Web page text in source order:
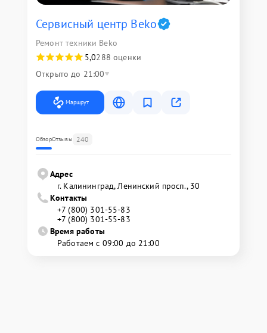
Сервисный центр Beko
Ремонт техники Beko
5,0288 оценки
Открыто до 21:00
Маршрут
ОбзорОтзывы 240
Адрес
г. Калининград, Ленинский просп., 30
Контакты
+7 (800) 301-55-83
+7 (800) 301-55-83
Время работы
Работаем с 09:00 до 21:00